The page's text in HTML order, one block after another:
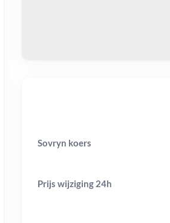
Sovryn koers
Prijs wijziging 24h